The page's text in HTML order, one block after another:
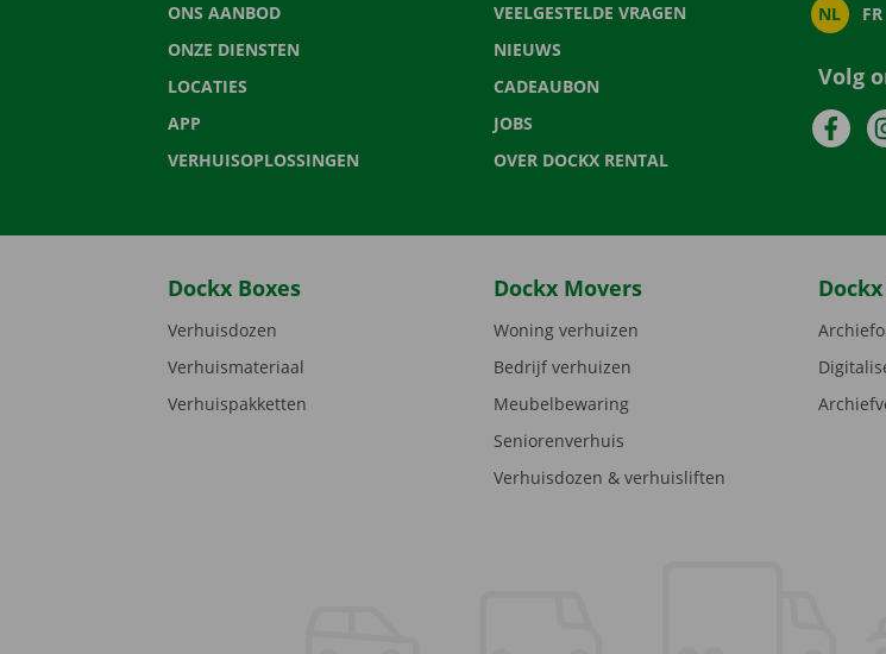
ONS AANBOD
ONZE DIENSTEN
LOCATIES
APP
VERHUISOPLOSSINGEN
VEELGESTELDE VRAGEN
NIEUWS
CADEAUBON
JOBS
OVER DOCKX RENTAL
NL FR
Volg
Dockx Boxes
Verhuisdozen
Verhuismateriaal
Verhuispakketten
Dockx Movers
Woning verhuizen
Bedrijf verhuizen
Meubelbewaring
Seniorenverhuis
Verhuisdozen & verhuisliften